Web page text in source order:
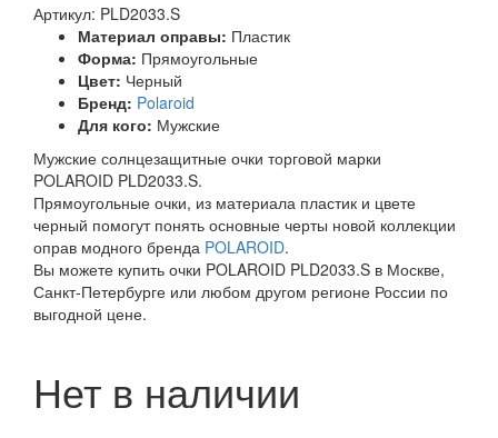
Артикул: PLD2033.S
Материал оправы: Пластик
Форма: Прямоугольные
Цвет: Черный
Бренд: Polaroid
Для кого: Мужские
Мужские солнцезащитные очки торговой марки
POLAROID PLD2033.S.
Прямоугольные очки, из материала пластик и цвете
черный помогут понять основные черты новой коллекции
оправ модного бренда POLAROID.
Вы можете купить очки POLAROID PLD2033.S в Москве,
Санкт-Петербурге или любом другом регионе России по
выгодной цене.
Нет в наличии